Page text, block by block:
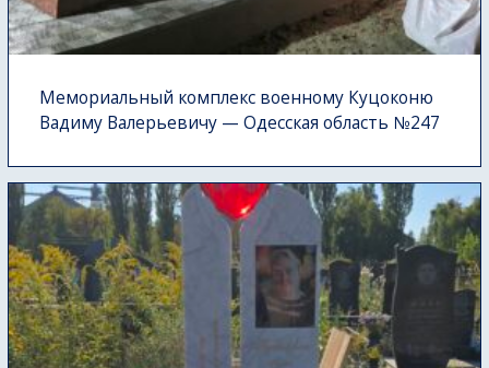
Мемориальный комплекс военному Куцоконю
Вадиму Валерьевичу — Одесская область №247